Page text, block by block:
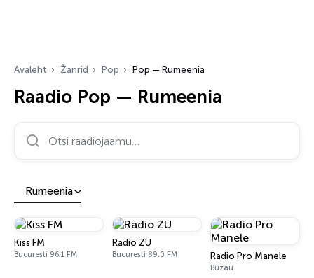
Avaleht Žanrid Pop Pop — Rumeenia
Raadio Pop — Rumeenia
Otsi raadiojaamu…
Rumeenia
Kiss FM
București 96.1 FM
Radio ZU
București 89.0 FM Radio Pro Manele
Buzău